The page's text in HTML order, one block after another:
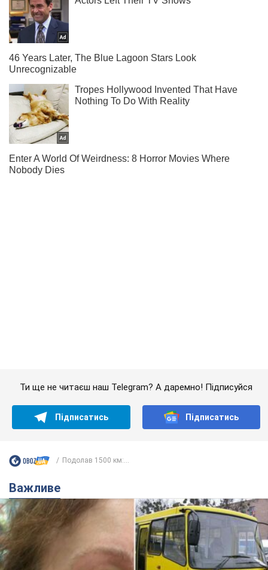
розмовляючи російською мовою у маршрутці:
На місце події прибули патрульні поліцейські та слідчо-
оперативна група
10 часов назад
"Воюють, бо дурні": у Чернівцях